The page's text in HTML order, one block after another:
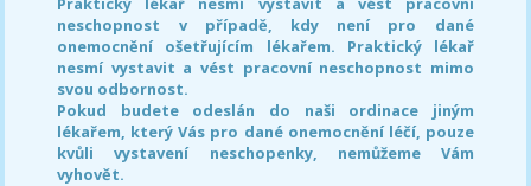
neschopnost v případě, kdy není pro dané
onemocnění ošetřujícím lékařem. Praktický lékař
nesmí vystavit a vést pracovní neschopnost mimo
svou odbornost.
Pokud budete odeslán do naši ordinace jiným
lékařem, který Vás pro dané onemocnění léčí, pouze
kvůli vystavení neschopenky, nemůžeme Vám
vyhovět.